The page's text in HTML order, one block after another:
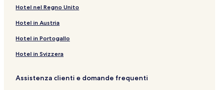
Hotel nel Regno Unito
Hotel in Austria
Hotel in Portogallo
Hotel in Svizzera
Assistenza clienti e domande frequenti